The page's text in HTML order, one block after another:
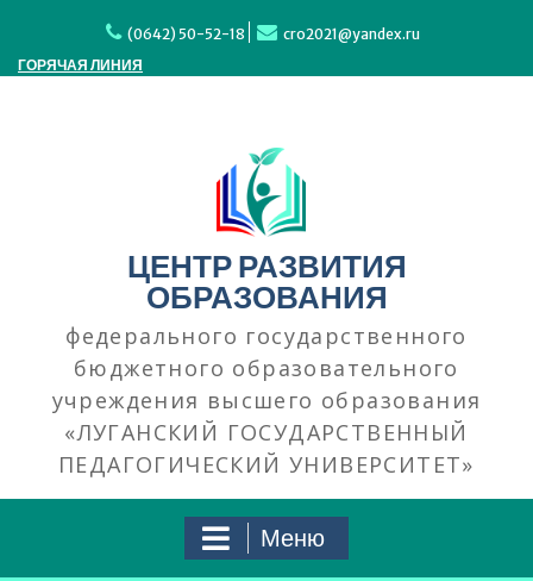
(0642) 50-52-18
cro2021@yandex.ru
ГОРЯЧАЯ ЛИНИЯ
ЦЕНТР РАЗВИТИЯ
ОБРАЗОВАНИЯ
федерального государственного
бюджетного образовательного
учреждения высшего образования
«ЛУГАНСКИЙ ГОСУДАРСТВЕННЫЙ
ПЕДАГОГИЧЕСКИЙ УНИВЕРСИТЕТ»
Меню